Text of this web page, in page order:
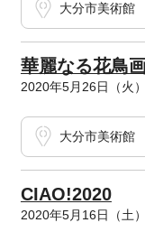
大分市美術館
華麗なる花鳥
2020年5月26日（火
大分市美術館
CIAO!2020
2020年5月16日（土